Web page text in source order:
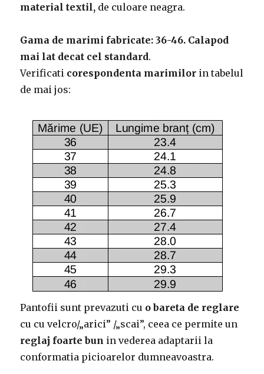
material textil, de culoare neagra.
Gama de marimi fabricate: 36-46. Calapod
mai lat decat cel standard.
Verificati corespondenta marimilor in tabelul
de mai jos:
Pantofii sunt prevazuti cu o bareta de reglare
cu cu velcro/„arici” /„scai”, ceea ce permite un
reglaj foarte bun in vederea adaptarii la
conformatia picioarelor dumneavoastra.